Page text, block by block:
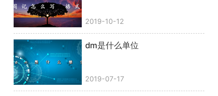
2019-10-12
dm是什么单位
2019-07-17